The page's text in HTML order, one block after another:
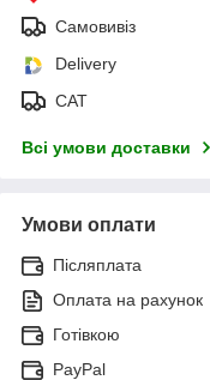
Самовивіз
Delivery
САТ
Всі умови доставки
Умови оплати
Післяплата
Оплата на рахунок
Готівкою
PayPal